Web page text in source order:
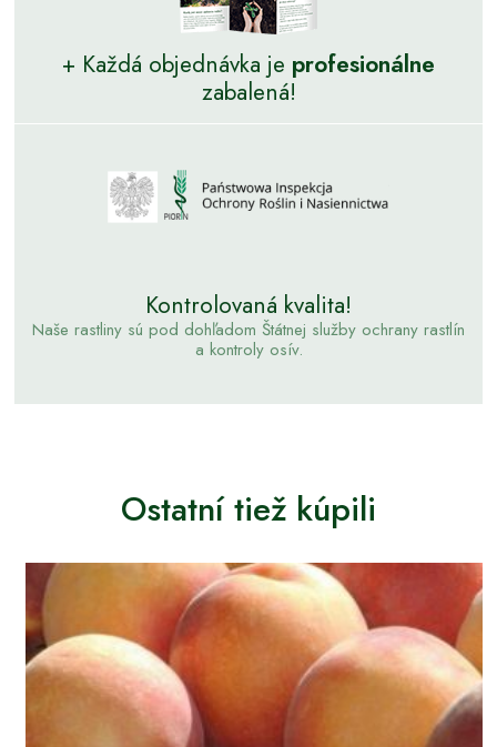
+ Každá objednávka je profesionálne
zabalená!
Kontrolovaná kvalita!
Naše rastliny sú pod dohľadom Štátnej služby ochrany rastlín
a kontroly osív.
Ostatní tiež kúpili